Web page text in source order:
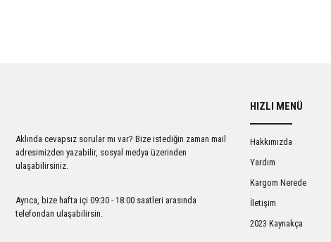
Aklında cevapsız sorular mı var? Bize istediğin zaman mail
adresimizden yazabilir, sosyal medya üzerinden
ulaşabilirsiniz.
Ayrıca, bize hafta içi 09:30 - 18:00 saatleri arasında
telefondan ulaşabilirsin.
HIZLI MENÜ
Hakkımızda
Yardım
Kargom Nerede
İletişim
2023 Kaynakça